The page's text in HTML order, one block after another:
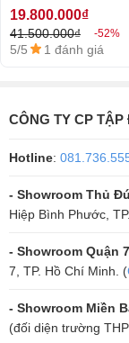
Kiểu dáng
hướng thiết
19.800.000₫
41.500.000₫ -52%
5/5 1 đánh giá
CÔNG TY CP
Hotline:
- Showroom Thủ
Hiệp Bình Phước,
- Showroom Quận 7
7, TP. Hồ Chí Minh. (
- Showroom Miền
(đối diện trường